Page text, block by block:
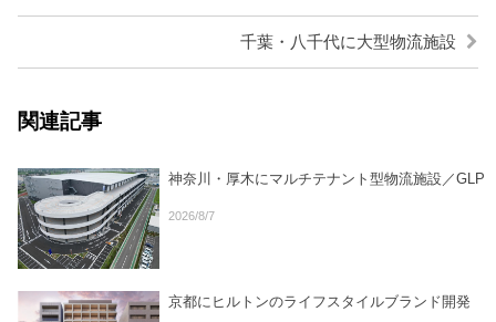
千葉・八千代に大型物流施設
関連記事
神奈川・厚木にマルチテナント型物流施設／GLP
2026/8/7
京都にヒルトンのライフスタイルブランド開発